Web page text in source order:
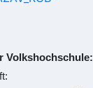
Volkshochschule: